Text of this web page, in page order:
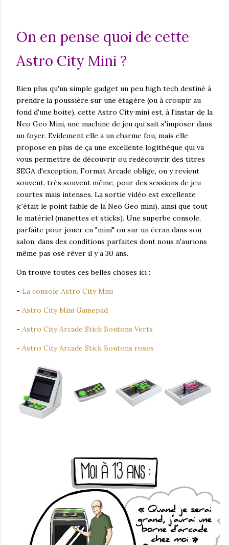
On en pense quoi de cette
Astro City Mini ?
Bien plus qu'un simple gadget un peu high tech destiné à
prendre la poussière sur une étagère (ou à croupir au
fond d'une boite), cette Astro City mini est, à l'instar de la
Neo Geo Mini, une machine de jeu qui sait s'imposer dans
un foyer. Evidement elle a un charme fou, mais elle
propose en plus de ça une excellente logithèque qui va
vous permettre de découvrir ou redécouvrir des titres
SEGA d'exception. Format Arcade oblige, on y revient
souvent, très souvent même, pour des sessions de jeu
courtes mais intenses. La sortie vidéo est excellente
(c'était le point faible de la Neo Geo mini), ainsi que tout
le matériel (manettes et sticks). Une superbe console,
parfaite pour jouer en "mini" ou sur un écran dans son
salon, dans des conditions parfaites dont nous n'aurions
même pas osé rêver il y a 30 ans.
On trouve toutes ces belles choses ici :
- La console Astro City Mini
- Astro City Mini Gamepad
- Astro City Arcade Stick Boutons Verts
- Astro City Arcade Stick Boutons roses